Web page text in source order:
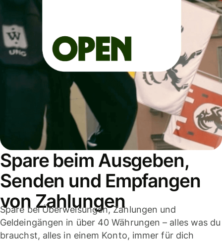
Spare beim Ausgeben,
Senden und Empfangen
von Zahlungen
Spare bei Überweisungen, Zahlungen und
Geldeingängen in über 40 Währungen – alles was du
brauchst, alles in einem Konto, immer für dich